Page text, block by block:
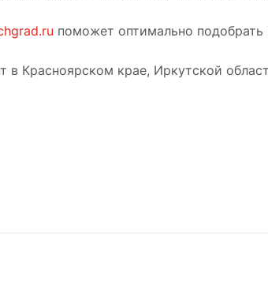
поможет оптимально
в Красноярском крае, Иркутской